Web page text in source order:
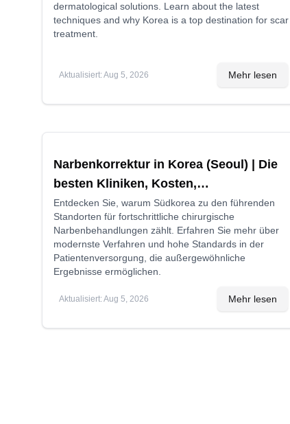
dermatological solutions. Learn about the latest
techniques and why Korea is a top destination for scar
treatment.
Aktualisiert:Aug 5, 2026 Mehr lesen
Narbenkorrektur in Korea (Seoul) | Die
besten Kliniken, Kosten,
Behandlungsarten und mehr
Entdecken Sie, warum Südkorea zu den führenden
Standorten für fortschrittliche chirurgische
Narbenbehandlungen zählt. Erfahren Sie mehr über
modernste Verfahren und hohe Standards in der
Patientenversorgung, die außergewöhnliche
Ergebnisse ermöglichen.
Aktualisiert:Aug 5, 2026 Mehr lesen